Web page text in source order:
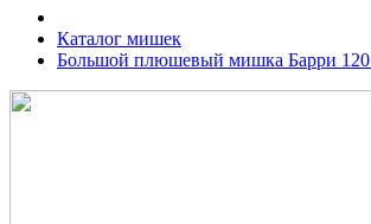
Каталог мишек
Большой плюшевый мишка Барри